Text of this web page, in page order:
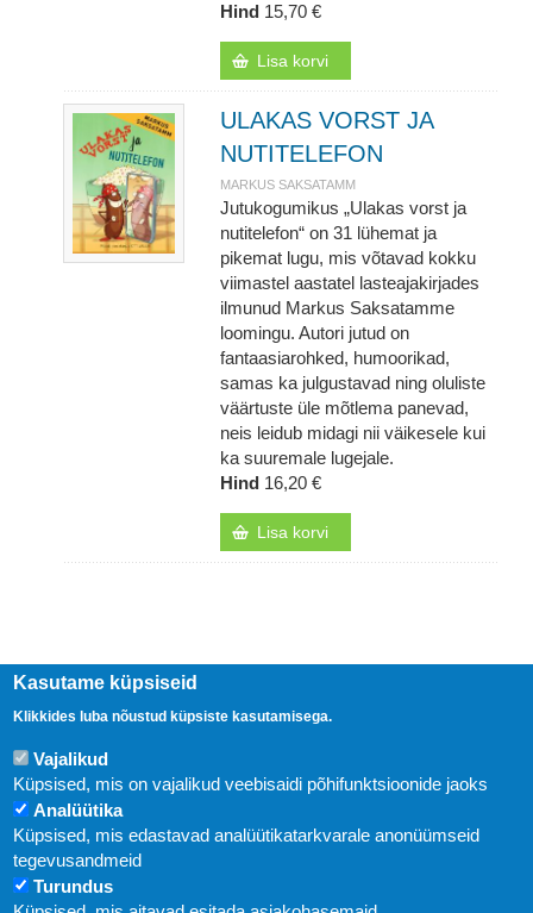
Hind 15,70 €
Lisa korvi
ULAKAS VORST JA
NUTITELEFON
MARKUS SAKSATAMM
Jutukogumikus „Ulakas vorst ja
nutitelefon“ on 31 lühemat ja
pikemat lugu, mis võtavad kokku
viimastel aastatel lasteajakirjades
ilmunud Markus Saksatamme
loomingu. Autori jutud on
fantaasiarohked, humoorikad,
samas ka julgustavad ning oluliste
väärtuste üle mõtlema panevad,
neis leidub midagi nii väikesele kui
ka suuremale lugejale.
Hind 16,20 €
Lisa korvi
Uudised
Kasutame küpsiseid
Klikkides luba nõustud küpsiste kasutamisega.
Vajalikud
Küpsised, mis on vajalikud veebisaidi põhifunktsioonide jaoks
Analüütika
Küpsised, mis edastavad analüütikatarkvarale anonüümseid
tegevusandmeid
Turundus